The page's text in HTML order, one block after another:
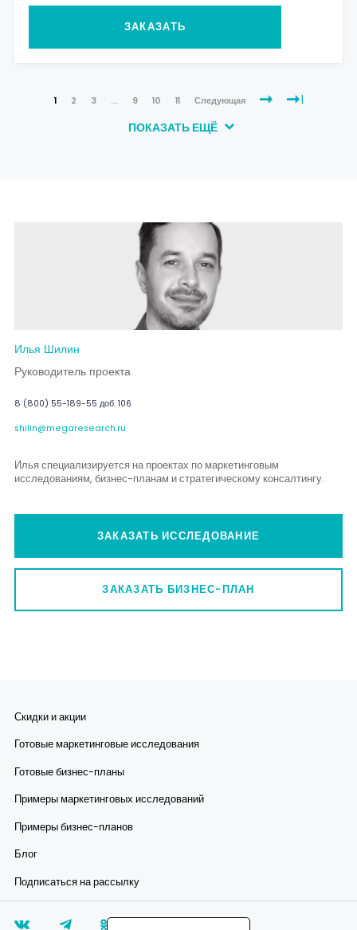
ЗАКАЗАТЬ
1 2 3 ... 9 10 11 Следующая
ПОКАЗАТЬ ЕЩЁ
Илья Шилин
Руководитель проекта
8 (800) 55-189-55 доб. 106
shilin@megaresearch.ru
Илья специализируется на проектах по маркетинговым
исследованиям, бизнес-планам и стратегическому консалтингу.
ЗАКАЗАТЬ ИССЛЕДОВАНИЕ
ЗАКАЗАТЬ БИЗНЕС-ПЛАН
Скидки и акции
Готовые маркетинговые исследования
Готовые бизнес-планы
Примеры маркетинговых исследований
Примеры бизнес-планов
Блог
Подписаться на рассылку